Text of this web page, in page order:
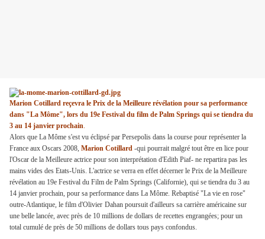
Marion Cotillard reçevra le Prix de la Meilleure révélation pour sa performance
dans "La Môme", lors du 19e Festival du film de Palm Springs qui se tiendra du
3 au 14 janvier prochain.
Alors que La Môme s'est vu éclipsé par Persepolis dans la course pour représenter la
France aux Oscars 2008, Marion Cotillard -qui pourrait malgré tout être en lice pour
l'Oscar de la Meilleure actrice pour son interprétation d'Edith Piaf- ne repartira pas les
mains vides des Etats-Unis. L'actrice se verra en effet décerner le Prix de la Meilleure
révélation au 19e Festival du Film de Palm Springs (Californie), qui se tiendra du 3 au
14 janvier prochain, pour sa performance dans La Môme. Rebaptisé "La vie en rose"
outre-Atlantique, le film d'Olivier Dahan poursuit d'ailleurs sa carrière américaine sur
une belle lancée, avec près de 10 millions de dollars de recettes engrangées; pour un
total cumulé de près de 50 millions de dollars tous pays confondus.